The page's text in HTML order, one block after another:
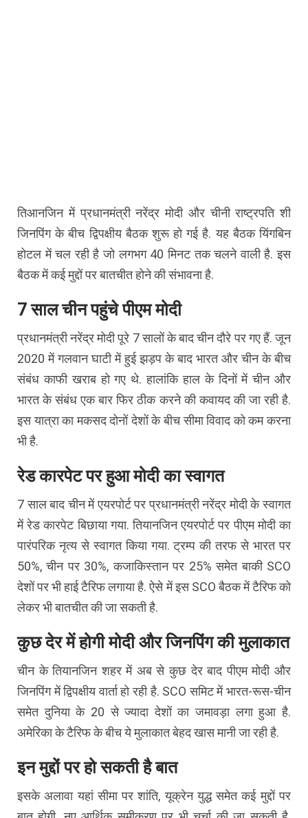
तिआनजिन में प्रधानमंत्री नरेंद्र मोदी और चीनी राष्ट्रपति शी
जिनपिंग के बीच द्विपक्षीय बैठक शुरू हो गई है. यह बैठक यिंगबिन
होटल में चल रही है जो लगभग 40 मिनट तक चलने वाली है. इस
बैठक में कई मुद्दों पर बातचीत होने की संभावना है.
7 साल चीन पहुंचे पीएम मोदी
प्रधानमंत्री नरेंद्र मोदी पूरे 7 सालों के बाद चीन दौरे पर गए हैं. जून
2020 में गलवान घाटी में हुई झड़प के बाद भारत और चीन के बीच
संबंध काफी खराब हो गए थे. हालांकि हाल के दिनों में चीन और
भारत के संबंध एक बार फिर ठीक करने की कवायद की जा रही है.
इस यात्रा का मकसद दोनों देशों के बीच सीमा विवाद को कम करना
भी है.
रेड कारपेट पर हुआ मोदी का स्वागत
7 साल बाद चीन में एयरपोर्ट पर प्रधानमंत्री नरेंद्र मोदी के स्वागत
में रेड कारपेट बिछाया गया. तियानजिन एयरपोर्ट पर पीएम मोदी का
पारंपरिक नृत्य से स्वागत किया गया. ट्रम्प की तरफ से भारत पर
50%, चीन पर 30%, कजाकिस्तान पर 25% समेत बाकी SCO
देशों पर भी हाई टैरिफ लगाया है. ऐसे में इस SCO बैठक में टैरिफ को
लेकर भी बातचीत की जा सकती है.
कुछ देर में होगी मोदी और जिनपिंग की मुलाकात
चीन के तियानजिन शहर में अब से कुछ देर बाद पीएम मोदी और
जिनपिंग में द्विपक्षीय वार्ता हो रही है. SCO समिट में भारत-रूस-चीन
समेत दुनिया के 20 से ज्यादा देशों का जमावड़ा लगा हुआ है.
अमेरिका के टैरिफ के बीच ये मुलाकात बेहद खास मानी जा रही है.
इन मुद्दों पर हो सकती है बात
इसके अलावा यहां सीमा पर शांति, यूक्रेन युद्ध समेत कई मुद्दों पर